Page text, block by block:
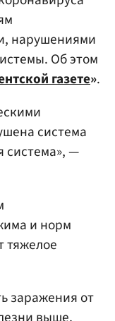
нарушениями
Об этом
газете».
система
система», —
и норм
тяжелое
заражения от